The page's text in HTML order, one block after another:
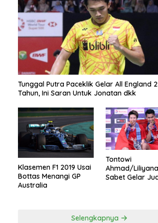
Tunggal Putra Paceklik Gelar All England
Tahun, Ini Saran Untuk Jonatan dkk
Klasemen F1 2019 Usai
Bottas Menangi GP
Australia
Tontowi
Ahmad/
Sabet Gelar
Selengkapnya